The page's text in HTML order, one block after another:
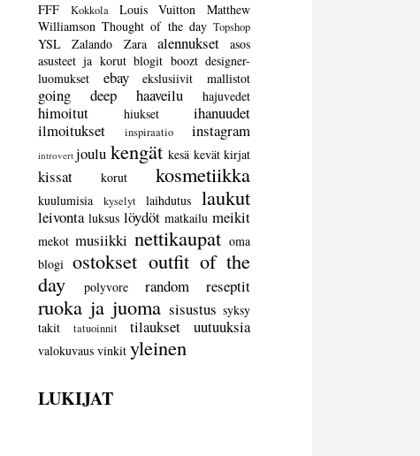
FFF Kokkola Louis Vuitton
Matthew
Williamson Thought of the day Topshop
YSL Zalando Zara alennukset
asos
asusteet ja korut blogit boozt designer-
luomukset
ebay ekslusiivit mallistot
going deep haaveilu hajuvedet
himoitut hiukset
ihanuudet
ilmoitukset
inspiraatio instagram
introvert joulu kengät kesä kevät kirjat
kissat korut kosmetiikka
kuulumisia kyselyt laihdutus laukut
leivonta luksus löydöt matkailu meikit
mekot musiikki nettikaupat oma
blogi ostokset outfit of the
day
polyvore random reseptit
ruoka ja juoma sisustus syksy
takit
tatuoinnit tilaukset uutuuksia
valokuvaus vinkit yleinen
LUKIJAT